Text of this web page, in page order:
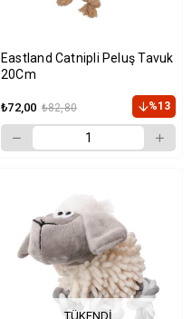
Eastland Catnipli Peluş Tavuk
20Cm
₺72,00 ₺82,80 %13
TÜKENDI